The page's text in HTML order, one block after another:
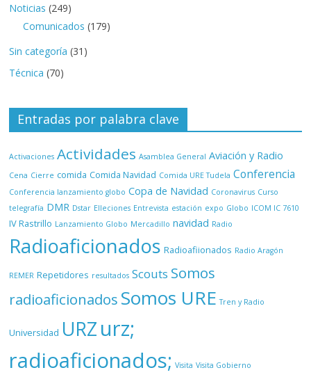
Noticias (249)
Comunicados (179)
Sin categoría (31)
Técnica (70)
Entradas por palabra clave
Activaciones Actividades Asamblea General Aviación y Radio
Cena Cierre comida Comida Navidad Comida URE Tudela Conferencia
Conferencia lanzamiento globo Copa de Navidad Coronavirus Curso
telegrafía DMR Dstar Elleciones Entrevista estación expo Globo ICOM IC 7610
IV Rastrillo Lanzamiento Globo Mercadillo navidad Radio
Radioaficionados Radioafiionados Radio Aragón
REMER Repetidores resultados Scouts Somos
radioaficionados Somos URE Tren y Radio
Universidad URZurz;
radioaficionados; Visita Visita Gobierno